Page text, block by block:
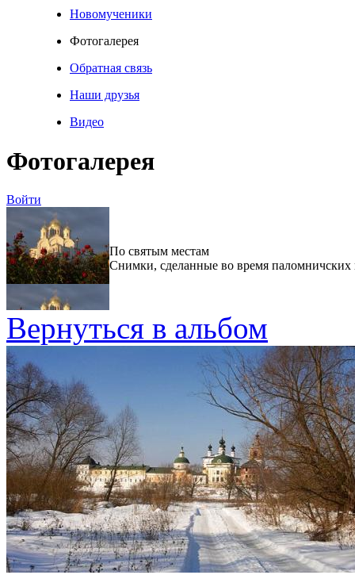
Новомученики
Фотогалерея
Обратная связь
Наши друзья
Видео
Фотогалерея
Войти
По святым местам
Снимки, сделанные во время паломничских
Вернуться в альбом